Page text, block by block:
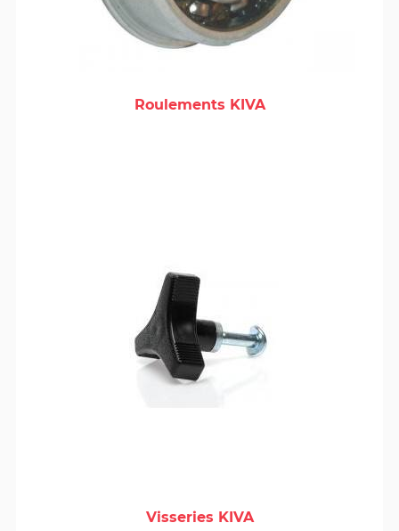
Roulements KIVA
Visseries KIVA